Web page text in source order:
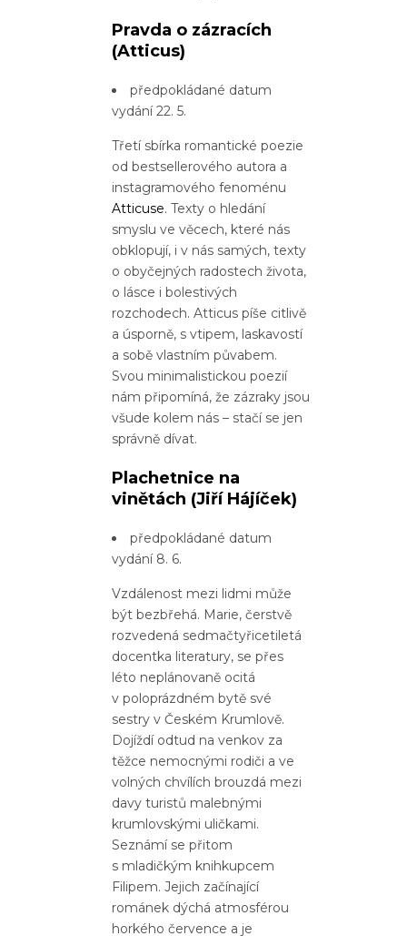
Pravda o zázracích
(Atticus)
předpokládané datum
vydání 22. 5.
Třetí sbírka romantické poezie
od bestsellerového autora a
instagramového fenoménu
Atticuse. Texty o hledání
smyslu ve věcech, které nás
obklopují, i v nás samých, texty
o obyčejných radostech života,
o lásce i bolestivých
rozchodech. Atticus píše citlivě
a úsporně, s vtipem, laskavostí
a sobě vlastním půvabem.
Svou minimalistickou poezií
nám připomíná, že zázraky jsou
všude kolem nás – stačí se jen
správně dívat.
Plachetnice na
vinětách (Jiří Hájíček)
předpokládané datum
vydání 8. 6.
Vzdálenost mezi lidmi může
být bezbřehá. Marie, čerstvě
rozvedená sedmačtyřicetiletá
docentka literatury, se přes
léto neplánovaně ocitá
v poloprázdném bytě své
sestry v Českém Krumlově.
Dojíždí odtud na venkov za
těžce nemocnými rodiči a ve
volných chvílích brouzdá mezi
davy turistů malebnými
krumlovskými uličkami.
Seznámí se přitom
s mladičkým knihkupcem
Filipem. Jejich začínající
románek dýchá atmosférou
horkého července a je